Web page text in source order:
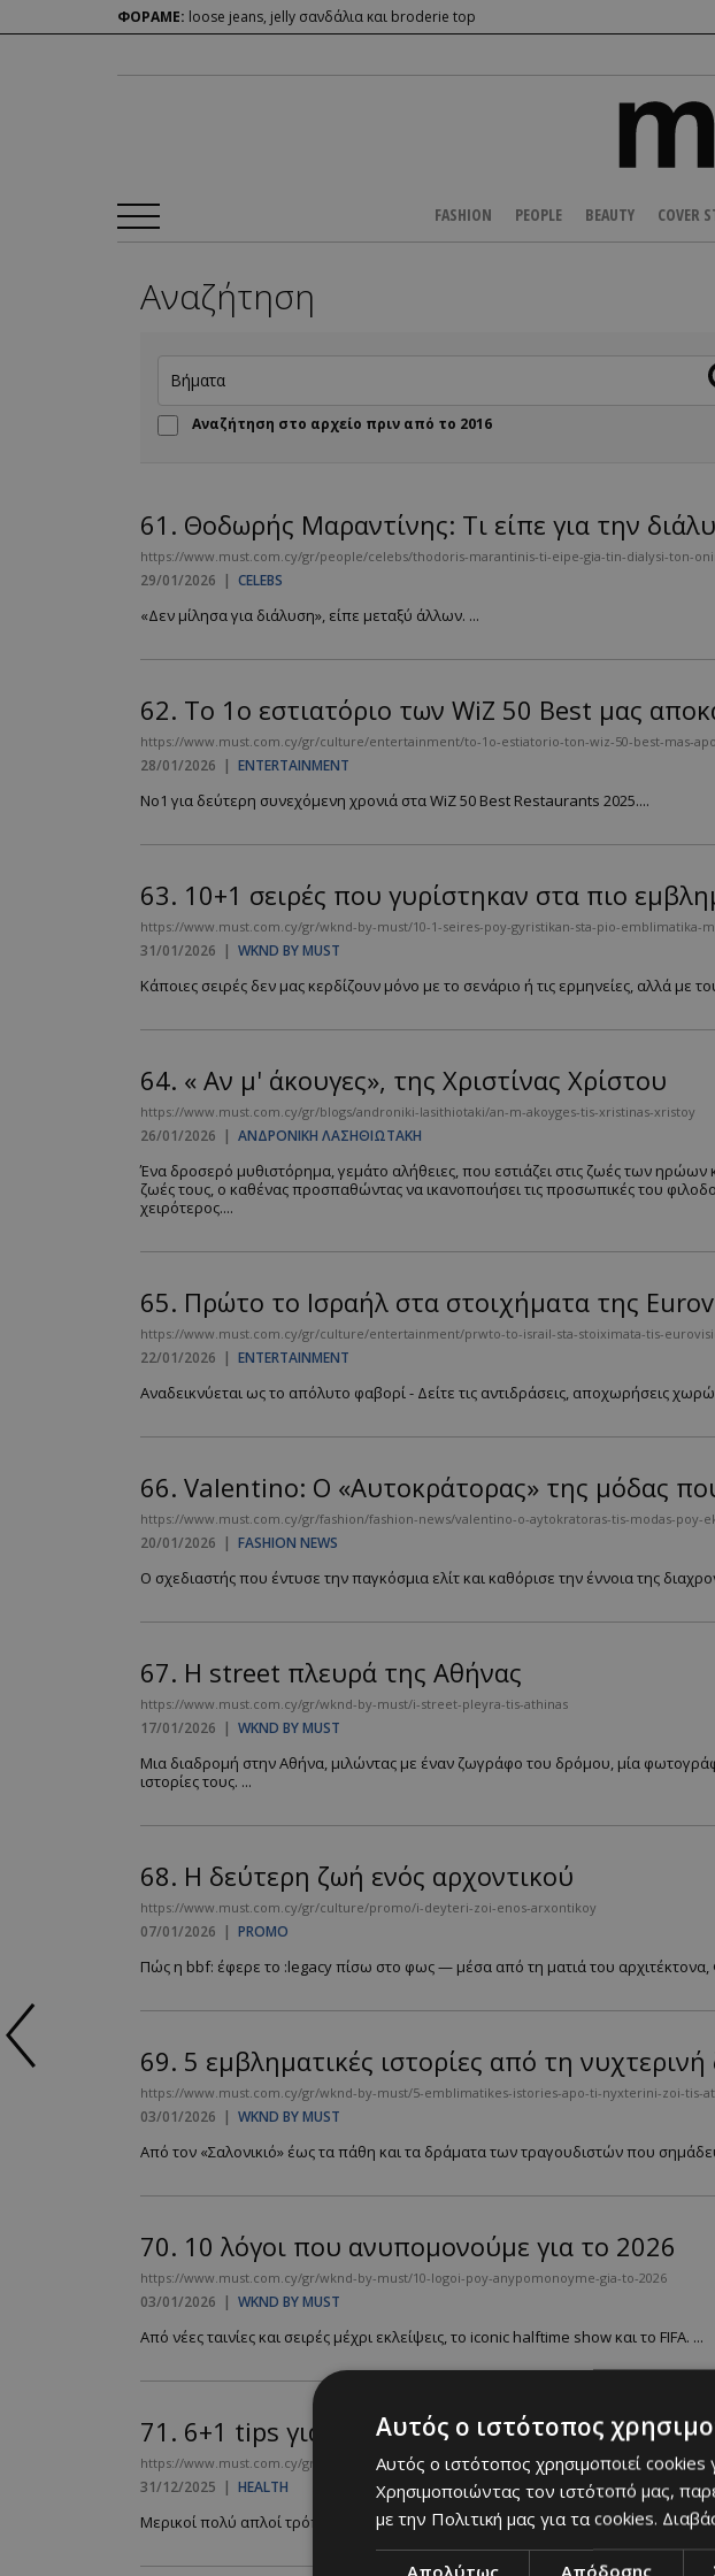
ΦΟΡΑΜΕ: loose jeans, jelly σανδάλια και broderie top
FASHION PEOPLE BEAUTY COVER
Αναζήτηση
Αναζήτηση στο αρχείο πριν από το 2016
61. Θοδωρής Μαραντίνης: Τι είπε για την
https://www.must.com.cy/gr/people/celebs/thodoris-marantinis-ti-eipe-gia-tin-dialysi-ton-
29/01/2026 | CELEBS
«Δεν μίλησα για διάλυση», είπε μεταξύ άλλων. ...
62. Το 1ο εστιατόριο των WiZ 50 Best μας
https://www.must.com.cy/gr/culture/entertainment/to-1o-estiatorio-ton-wiz-50-best-mas-
28/01/2026 | ENTERTAINMENT
Νο1 για δεύτερη συνεχόμενη χρονιά στα WiZ 50 Best Restaurants 2025....
63. 10+1 σειρές που γυρίστηκαν στα πιο
https://www.must.com.cy/gr/wknd-by-must/10-1-seires-poy-gyristikan-sta-pio-emblimatika-
31/01/2026 | WKND BY MUST
Κάποιες σειρές δεν μας κερδίζουν μόνο με το σενάριο ή τις ερμηνείες, αλλά με
64. « Αν μ' άκουγες», της Χριστίνας Χρίστου
https://www.must.com.cy/gr/blogs/androniki-lasithiotaki/an-m-akoyges-tis-xristinas-xristoy
26/01/2026 | ΑΝΔΡΟΝΙΚΗ ΛΑΣΗΘΙΩΤΑΚΗ
Ένα δροσερό μυθιστόρημα, γεμάτο αλήθειες, που εστιάζει στις ζωές των ηρώων
ζωές τους, ο καθένας προσπαθώντας να ικανοποιήσει τις προσωπικές του
χειρότερος....
65. Πρώτο το Ισραήλ στα στοιχήματα της
https://www.must.com.cy/gr/culture/entertainment/prwto-to-israil-sta-stoiximata-tis-
22/01/2026 | ENTERTAINMENT
Αναδεικνύεται ως το απόλυτο φαβορί - Δείτε τις αντιδράσεις, αποχωρήσεις
66. Valentino: O «Αυτοκράτορας» της μόδας
https://www.must.com.cy/gr/fashion/fashion-news/valentino-o-aytokratoras-tis-modas-poy-
20/01/2026 | FASHION NEWS
Ο σχεδιαστής που έντυσε την παγκόσμια ελίτ και καθόρισε την έννοια της
67. Η street πλευρά της Αθήνας
https://www.must.com.cy/gr/wknd-by-must/i-street-pleyra-tis-athinas
17/01/2026 | WKND BY MUST
Μια διαδρομή στην Αθήνα, μιλώντας με έναν ζωγράφο του δρόμου, μία
ιστορίες τους. ...
68. Η δεύτερη ζωή ενός αρχοντικού
https://www.must.com.cy/gr/culture/promo/i-deyteri-zoi-enos-arxontikoy
07/01/2026 | PROMO
Πώς η bbf: έφερε το :legacy πίσω στο φως — μέσα από τη ματιά του
69. 5 εμβληματικές ιστορίες από τη
https://www.must.com.cy/gr/wknd-by-must/5-emblimatikes-istories-apo-ti-nyxterini-zoi-tis-
03/01/2026 | WKND BY MUST
Από τον «Σαλονικιό» έως τα πάθη και τα δράματα των τραγουδιστών που
70. 10 λόγοι που ανυπομονούμε για το 2026
https://www.must.com.cy/gr/wknd-by-must/10-logoi-poy-anypomonoyme-gia-to-2026
03/01/2026 | WKND BY MUST
Από νέες ταινίες και σειρές μέχρι εκλείψεις, το iconic halftime show και το FIFA. ...
71. 6+1 tips για να γίνει πραγματικότητα το
https://www.must.com.cy/gr/beauty/health/6-1-tips-gia-na-ginei-pragmatikotita-to-2026-
31/12/2025 | HEALTH
Μερικοί πολύ απλοί τρόποι για να κάνεις το vision board σου να δουλέψει στ’
Αυτός ο ιστότοπος
Αυτός ο ιστότοπος χρησιμοποιεί
Χρησιμοποιώντας τον ιστότοπό μας,
με την Πολιτική μας για τα cookies.
Απολύτως
Απόδοσης